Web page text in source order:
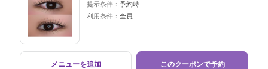
提示条件： 予約時
利用条件： 全員
メニューを追加 このクーポンで予約